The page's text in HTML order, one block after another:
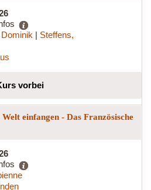
| Steffens,
vorbei
einfangen - Das Französische